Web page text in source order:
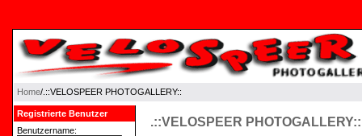
Home/.::VELOSPEER PHOTOGALLERY::
Registrierte Benutzer
Benutzername:
.::VELOSPEER PHOTOGALLERY::